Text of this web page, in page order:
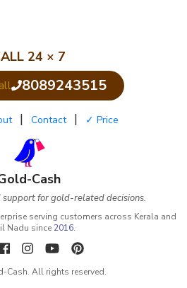
24 × 7
8089243515
| Contact | ✓ Price
Cash
support for gold-related decisions.
serving customers across Kerala and
Nadu since 2016.
Cash. All rights reserved.